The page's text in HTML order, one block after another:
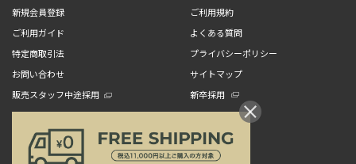
新規会員登録
ご利用規約
ご利用ガイド
よくある質問
特定商取引法
プライバシーポリシー
お問い合わせ
サイトマップ
販売スタッフ中途採用
新卒採用